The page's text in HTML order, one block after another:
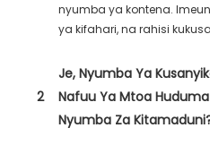
nyumba ya kontena.
ya kifahari, na rahisi
2
Je, Nyumba Ya
Nafuu Ya Mtoa
Nyumba Za